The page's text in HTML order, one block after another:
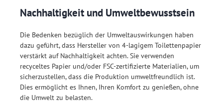
Nachhaltigkeit und Umweltbewusstsein
Die Bedenken bezüglich der Umweltauswirkungen haben
dazu geführt, dass Hersteller von 4-lagigem Toilettenpapier
verstärkt auf Nachhaltigkeit achten. Sie verwenden
recyceltes Papier und/oder FSC-zertifizierte Materialien, um
sicherzustellen, dass die Produktion umweltfreundlich ist.
Dies ermöglicht es Ihnen, Ihren Komfort zu genießen, ohne
die Umwelt zu belasten.